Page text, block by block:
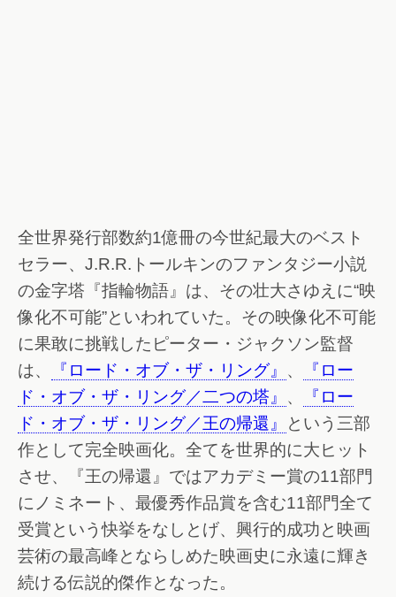
全世界発行部数約1億冊の今世紀最大のベスト
セラー、J.R.R.トールキンのファンタジー小説
の金字塔『指輪物語』は、その壮大さゆえに“映
像化不可能”といわれていた。その映像化不可能
に果敢に挑戦したピーター・ジャクソン監督
は、
『ロード・オブ・ザ・リング』 、
『ロー
ド・オブ・ザ・リング／二つの塔』 、
『ロー
ド・オブ・ザ・リング／王の帰還』
という三部
作として完全映画化。全てを世界的に大ヒット
させ、『王の帰還』ではアカデミー賞の11部門
にノミネート、最優秀作品賞を含む11部門全て
受賞という快挙をなしとげ、興行的成功と映画
芸術の最高峰とならしめた映画史に永遠に輝き
続ける伝説的傑作となった。